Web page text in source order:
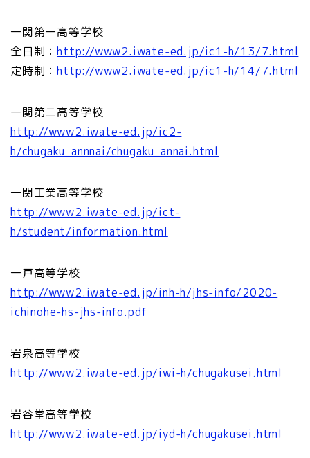
一関第一高等学校
全日制：http://www2.iwate-ed.jp/ic1-h/13/7.html
定時制：http://www2.iwate-ed.jp/ic1-h/14/7.html
一関第二高等学校
http://www2.iwate-ed.jp/ic2-
h/chugaku_annnai/chugaku_annai.html
一関工業高等学校
http://www2.iwate-ed.jp/ict-
h/student/information.html
一戸高等学校
http://www2.iwate-ed.jp/inh-h/jhs-info/2020-
ichinohe-hs-jhs-info.pdf
岩泉高等学校
http://www2.iwate-ed.jp/iwi-h/chugakusei.html
岩谷堂高等学校
http://www2.iwate-ed.jp/iyd-h/chugakusei.html